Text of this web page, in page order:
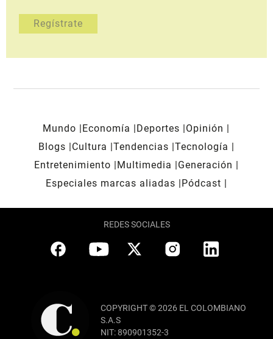
Mundo Economía Deportes
Opinión
Blogs
Cultura Tendencias Tecnología
Entretenimiento
Multimedia
Generación
Especiales marcas aliadas
Pódcast
REDES SOCIALES
COPYRIGHT © 2026 EL COLOMBIANO
S.A.S
NIT: 890901352-3